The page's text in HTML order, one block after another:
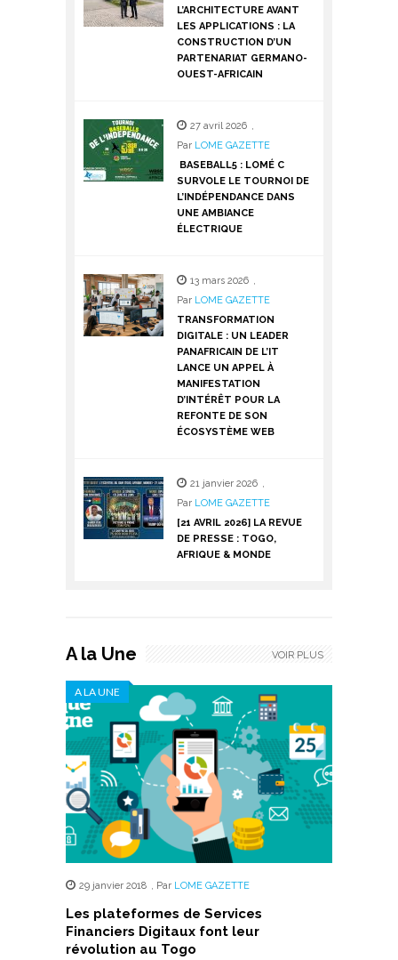
L’ARCHITECTURE AVANT
LES APPLICATIONS : LA
CONSTRUCTION D’UN
PARTENARIAT GERMANO-
OUEST-AFRICAIN
27 avril 2026 ,
Par LOME GAZETTE
BASEBALL5 : LOMÉ C
SURVOLE LE TOURNOI DE
L’INDÉPENDANCE DANS
UNE AMBIANCE
ÉLECTRIQUE
13 mars 2026 ,
Par LOME GAZETTE
TRANSFORMATION
DIGITALE : UN LEADER
PANAFRICAIN DE L’IT
LANCE UN APPEL À
MANIFESTATION
D’INTÉRÊT POUR LA
REFONTE DE SON
ÉCOSYSTÈME WEB
21 janvier 2026 ,
Par LOME GAZETTE
[21 AVRIL 2026] LA REVUE
DE PRESSE : TOGO,
AFRIQUE & MONDE
A la Une
A LA UNE
29 janvier 2018 , Par LOME GAZETTE
Les plateformes de Services
Financiers Digitaux font leur
révolution au Togo
VOIR PLUS